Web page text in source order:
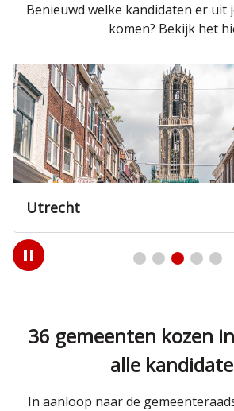
Benieuwd welke kandidaten er uit
komen? Bekijk het
Utrecht
Play
/
36 gemeenten kozen
alle
In aanloop naar de